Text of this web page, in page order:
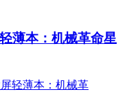
薄本：机械革命星